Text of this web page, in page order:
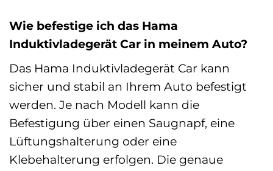
Wie befestige ich das Hama
Induktivladegerät Car in meinem Auto?
Das Hama Induktivladegerät Car kann
sicher und stabil an Ihrem Auto befestigt
werden. Je nach Modell kann die
Befestigung über einen Saugnapf, eine
Lüftungshalterung oder eine
Klebehalterung erfolgen. Die genaue